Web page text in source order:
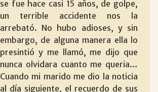
se fue hace casi 15 años, de golpe,
un terrible accidente nos la
arrebató. No hubo adioses, y sin
embargo, de alguna manera ella lo
presintió y me llamó, me dijo que
nunca olvidara cuanto me queria…
Cuando mi marido me dio la noticia
al día siguiente, el recuerdo de sus